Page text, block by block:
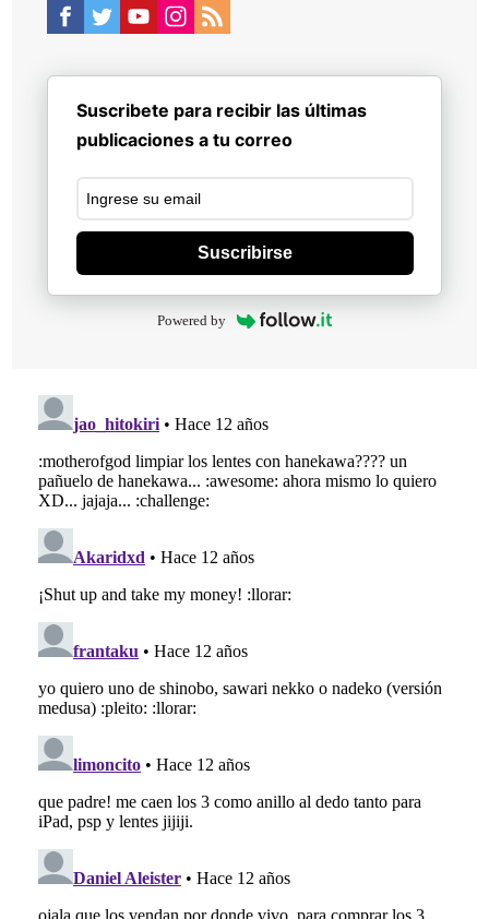
Suscribete para recibir las últimas
publicaciones a tu correo
Suscribirse
Powered by